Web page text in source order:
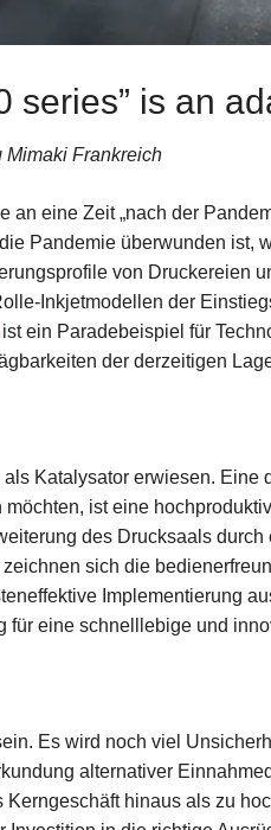
series” is an
Mimaki Frankreich
an eine Zeit „nach der
Pandemie überwunden
von Druckereien
Inkjetmodellen der
ein Paradebeispiel für
der derzeitigen
Katalysator erwiesen.
ist eine
des Drucksaals
zeichnen sich die
Implementierung
eine schnelllebige und
Es wird noch viel
alternativer
hinaus als zu